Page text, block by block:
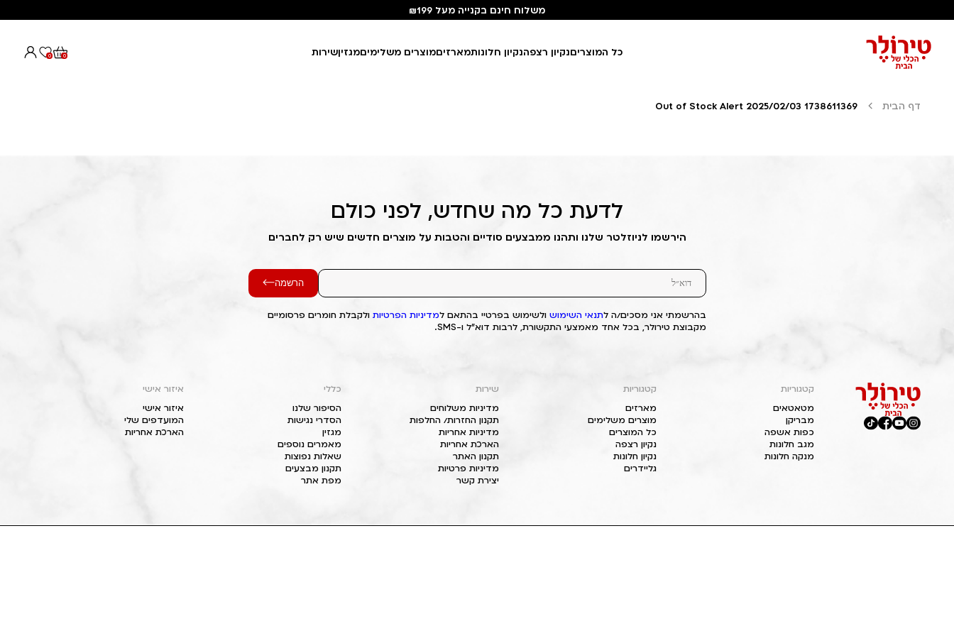
משלוח חינם בקנייה מעל ₪199
כל המוצריםנקיון רצפהנקיון חלונותמארזיםמוצרים משלימיםמגזיןשירות 0
0
דף הבית Out of Stock Alert 2025/02/03 1738611369
לדעת כל מה שחדש, לפני כולם
הירשמו לניוזלטר שלנו ותהנו ממבצעים סודיים והטבות על מוצרים חדשים שיש רק לחברים
הרשמה
בהרשמתי אני מסכים/ה לתנאי השימוש ולשימוש בפרטיי בהתאם למדיניות הפרטיות ולקבלת חומרים פרסומיים
מקבוצת טירולר, בכל אחד מאמצעי התקשורת, לרבות דוא"ל ו-SMS.
קטגוריות
מטאטאים
מבריקן
כפות אשפה
מגב חלונות
מנקה חלונות
קטגוריות
מארזים
מוצרים משלימים
כל המוצרים
נקיון רצפה
נקיון חלונות
גליידרים
שירות
מדיניות משלוחים
תקנון החזרות/ החלפות
מדיניות אחריות
הארכת אחריות
תקנון האתר
מדיניות פרטיות
יצירת קשר
כללי
הסיפור שלנו
הסדרי נגישות
מגזין
מאמרים נוספים
שאלות נפוצות
תקנון מבצעים
מפת אתר
איזור אישי
איזור אישי
המועדפים שלי
הארכת אחריות